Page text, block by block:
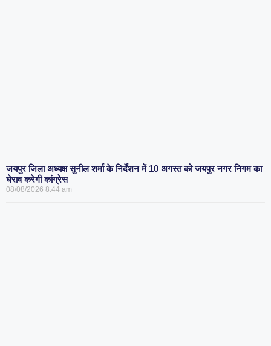
जयपुर जिला अध्यक्ष सुनील शर्मा के निर्देशन में 10 अगस्त को जयपुर नगर निगम का
घेराव करेगी कांग्रेस
08/08/2026 8:44 am